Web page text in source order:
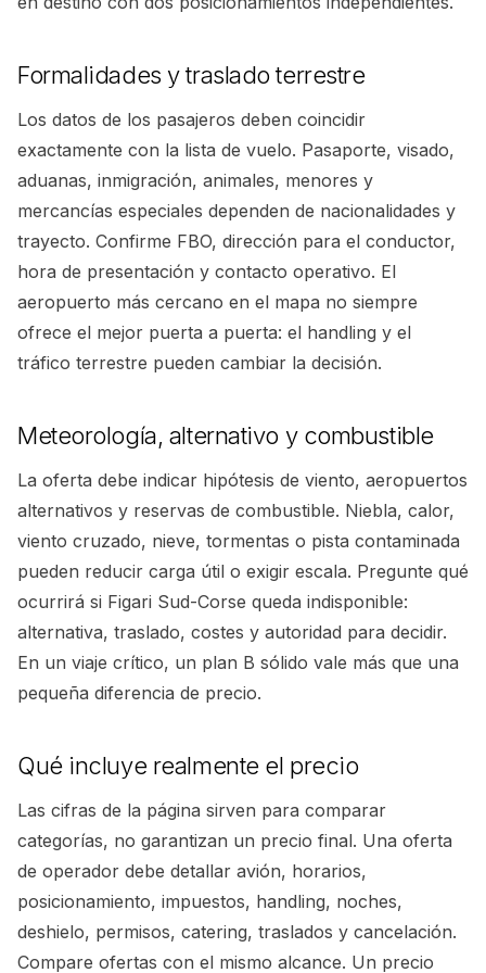
Formalidades y traslado terrestre
Los datos de los pasajeros deben coincidir
exactamente con la lista de vuelo. Pasaporte, visado,
aduanas, inmigración, animales, menores y
mercancías especiales dependen de nacionalidades y
trayecto. Confirme FBO, dirección para el conductor,
hora de presentación y contacto operativo. El
aeropuerto más cercano en el mapa no siempre
ofrece el mejor puerta a puerta: el handling y el
tráfico terrestre pueden cambiar la decisión.
Meteorología, alternativo y combustible
La oferta debe indicar hipótesis de viento, aeropuertos
alternativos y reservas de combustible. Niebla, calor,
viento cruzado, nieve, tormentas o pista contaminada
pueden reducir carga útil o exigir escala. Pregunte qué
ocurrirá si Figari Sud-Corse queda indisponible:
alternativa, traslado, costes y autoridad para decidir.
En un viaje crítico, un plan B sólido vale más que una
pequeña diferencia de precio.
Qué incluye realmente el precio
Las cifras de la página sirven para comparar
categorías, no garantizan un precio final. Una oferta
de operador debe detallar avión, horarios,
posicionamiento, impuestos, handling, noches,
deshielo, permisos, catering, traslados y cancelación.
Compare ofertas con el mismo alcance. Un precio